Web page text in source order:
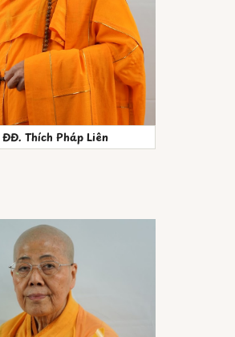
ĐĐ. Thích Pháp Liên